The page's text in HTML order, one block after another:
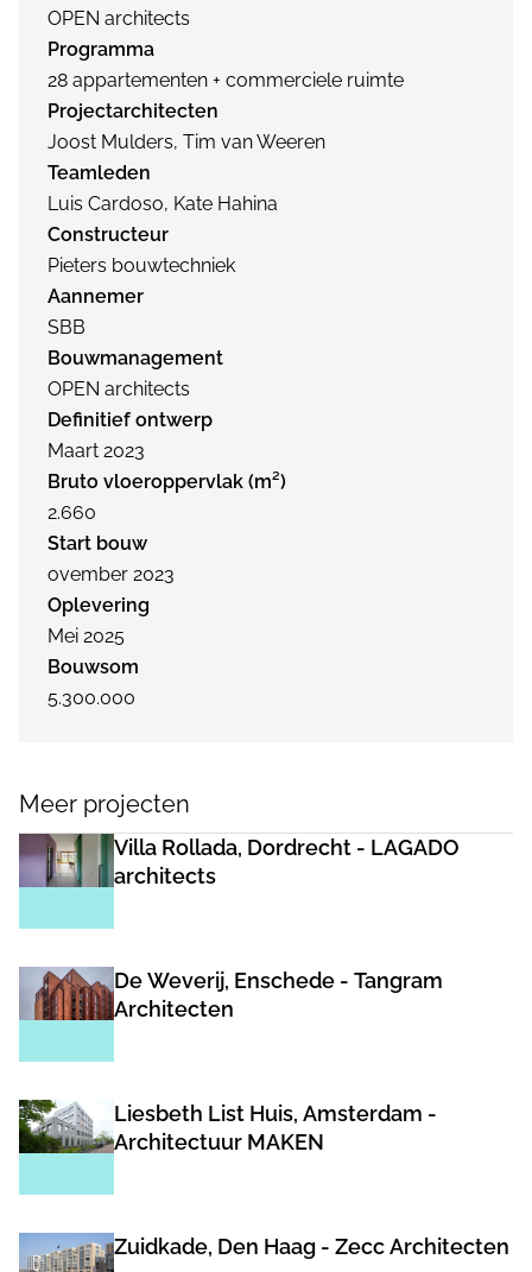
OPEN architects
Programma
28 appartementen + commerciele ruimte
Projectarchitecten
Joost Mulders, Tim van Weeren
Teamleden
Luis Cardoso, Kate Hahina
Constructeur
Pieters bouwtechniek
Aannemer
SBB
Bouwmanagement
OPEN architects
Definitief ontwerp
Maart 2023
Bruto vloeroppervlak (m²)
2.660
Start bouw
ovember 2023
Oplevering
Mei 2025
Bouwsom
5.300.000
Meer projecten
Villa Rollada, Dordrecht - LAGADO
architects
De Weverij, Enschede - Tangram
Architecten
Liesbeth List Huis, Amsterdam -
Architectuur MAKEN
Zuidkade, Den Haag - Zecc Architecten